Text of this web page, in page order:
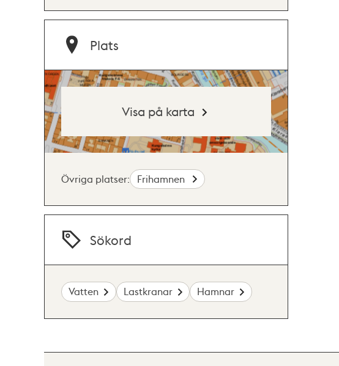
Plats
Visa på karta
Övriga platser: Frihamnen
Sökord
Vatten Lastkranar Hamnar